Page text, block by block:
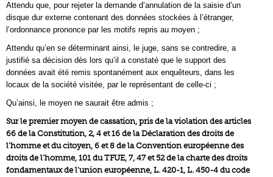
Attendu que, pour rejeter la demande d’annulation de la saisie d’un
disque dur externe contenant des données stockées à l’étranger,
l’ordonnance prononce par les motifs repris au moyen ;
Attendu qu’en se déterminant ainsi, le juge, sans se contredire, a
justifié sa décision dès lors qu’il a constaté que le support des
données avait été remis spontanément aux enquêteurs, dans les
locaux de la société visitée, par le représentant de celle-ci ;
Qu’ainsi, le moyen ne saurait être admis ;
Sur le premier moyen de cassation, pris de la violation des articles
66 de la Constitution, 2, 4 et 16 de la Déclaration des droits de
l’homme et du citoyen, 6 et 8 de la Convention européenne des
droits de l’homme, 101 du TFUE, 7, 47 et 52 de la charte des droits
fondamentaux de l’union européenne, L. 420-1, L. 450-4 du code